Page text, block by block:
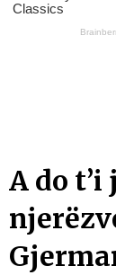
A do